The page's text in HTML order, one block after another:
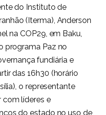
do Instituto de
(Iterma), Anderson
na COP29, em Baku,
programa Paz no
fundiária e
das 16h30 (horário
o representante
com líderes e
do estado no uso de